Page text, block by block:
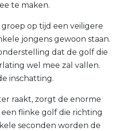
te maken.
op tijd een veiligere
jongens gewoon staan.
dat de golf die
wel mee zal vallen.
inschatting.
raakt, zorgt de enorme
flinke golf die richting
seconden worden de